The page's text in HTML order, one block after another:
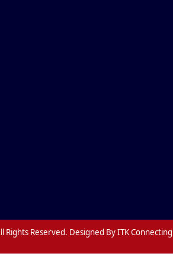
Rights Reserved. Designed By ITK